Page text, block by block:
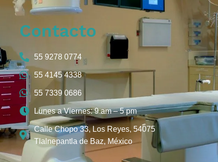
Contacto
55 9278 0774
55 4145 4338
55 7339 0686
Lunes a Viernes: 9 am – 5 pm
Calle Chopo 33, Los Reyes, 54075
Tlalnepantla de Baz, México